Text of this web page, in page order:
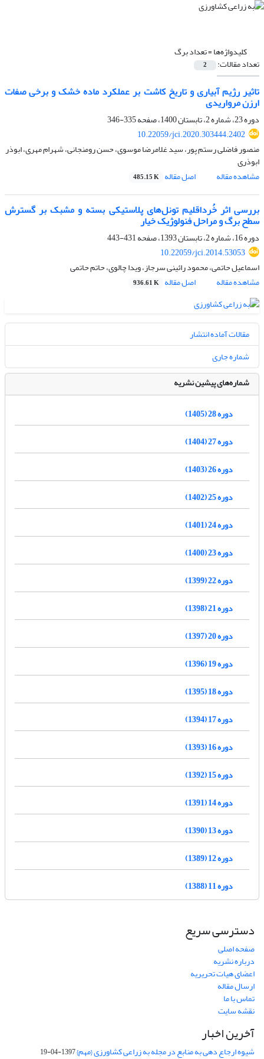
کلیدواژه‌ها =تعداد برگ
تعداد مقالات: 2
تاثیر رژیم آبیاری و تاریخ کاشت بر عملکرد ماده خشک و برخی صفات
ارزن مرواریدی
دوره 23، شماره 2، تابستان 1400، صفحه
335-346
10.22059/jci.2020.303444.2402
منصور فاضلی رستم پور، سید غلامرضا موسوی، حسن رومنجانی، شهرام مهری، ابوذر
ابوذری
مشاهده مقاله
اصل مقاله 485.15 K
بررسی اثر خُرداقلیم‌ تونل‌های پلاستیکی بسته و مشبک بر گسترش
سطح برگ و مراحل فنولوژیک خیار
دوره 16، شماره 2، تابستان 1393، صفحه
431-443
10.22059/jci.2014.53053
اسماعیل حاتمی، محمود رائینی سرجاز، ویدا چالوی، حاتم حاتمی
مشاهده مقاله
اصل مقاله 936.61 K
مقالات آماده انتشار
شماره جاری
شماره‌های پیشین نشریه
دوره 28 (1405)
دوره 27 (1404)
دوره 26 (1403)
دوره 25 (1402)
دوره 24 (1401)
دوره 23 (1400)
دوره 22 (1399)
دوره 21 (1398)
دوره 20 (1397)
دوره 19 (1396)
دوره 18 (1395)
دوره 17 (1394)
دوره 16 (1393)
دوره 15 (1392)
دوره 14 (1391)
دوره 13 (1390)
دوره 12 (1389)
دوره 11 (1388)
دسترسی سریع
صفحه اصلی
درباره نشریه
اعضای هیات تحریریه
ارسال مقاله
تماس با ما
نقشه سایت
آخرین اخبار
شیوه ارجاع دهی به منابع در مجله به زراعی کشاورزی {مهم}1397-04-19